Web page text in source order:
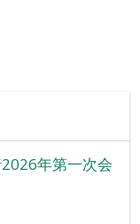
年第一次会